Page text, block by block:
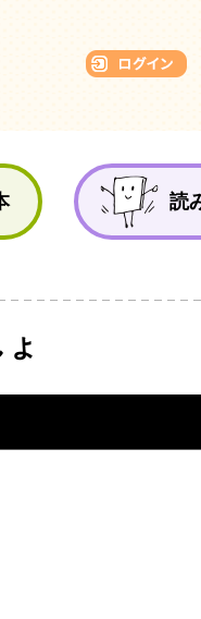
読